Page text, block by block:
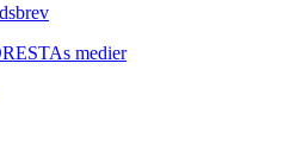
medier